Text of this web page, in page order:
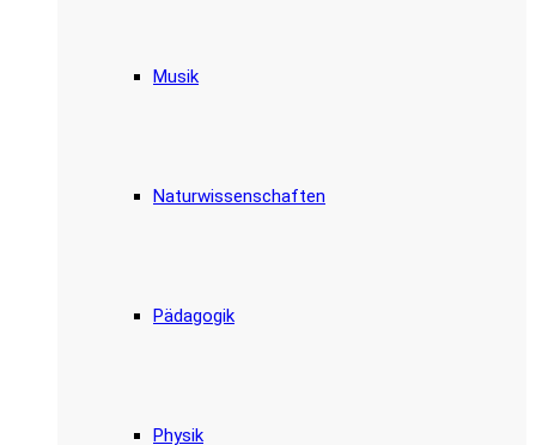
Musik
Naturwissenschaften
Pädagogik
Physik